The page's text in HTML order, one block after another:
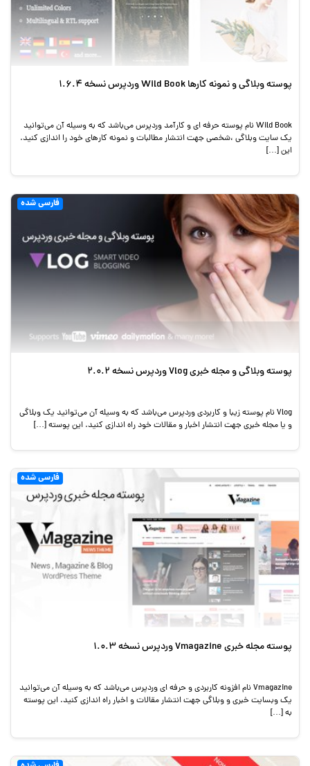
پوسته وبلاگی و نمونه کارها Wild Book وردپرس نسخه 1.6.4
Wild Book نام پوسته حرفه ای و کارآمد وردپرس می‌باشد که به وسیله آن می‌توانید
یک سایت وبلاگی ،شخصی جهت انتشار مطالبات و نمونه کارهای خود را اندازی کنید.
این […]
فارسی شده
پوسته وبلاگی و مجله خبری Vlog وردپرس نسخه 2.0.2
Vlog نام پوسته زیبا و کاربردی وردپرس می‌باشد که به وسیله آن می‌توانید یک وبلاگی
و یا مجله خبری جهت انتشار اخبار و مقالات خود راه اندازی کنید. این پوسته […]
فارسی شده
پوسته مجله خبری Vmagazine وردپرس نسخه 1.0.3
Vmagazine نام افزونه کاربردی و حرفه ای وردپرس می‌باشد که به وسیله آن می‌توانید
یک وبسایت خبری و وبلاگی جهت انتشار مقالات و اخبار راه اندازی کنید. این پوسته
به […]